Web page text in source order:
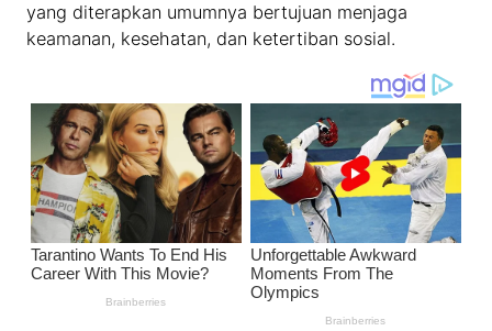
yang diterapkan umumnya bertujuan menjaga
keamanan, kesehatan, dan ketertiban sosial.